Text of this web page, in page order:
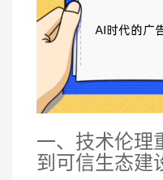
一、技术伦理
到可信生态建